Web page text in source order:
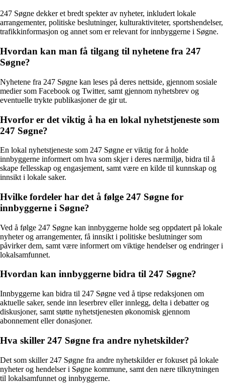
247 Søgne dekker et bredt spekter av nyheter, inkludert lokale
arrangementer, politiske beslutninger, kulturaktiviteter, sportshendelser,
trafikkinformasjon og annet som er relevant for innbyggerne i Søgne.
Hvordan kan man få tilgang til nyhetene fra 247
Søgne?
Nyhetene fra 247 Søgne kan leses på deres nettside, gjennom sosiale
medier som Facebook og Twitter, samt gjennom nyhetsbrev og
eventuelle trykte publikasjoner de gir ut.
Hvorfor er det viktig å ha en lokal nyhetstjeneste som
247 Søgne?
En lokal nyhetstjeneste som 247 Søgne er viktig for å holde
innbyggerne informert om hva som skjer i deres nærmiljø, bidra til å
skape fellesskap og engasjement, samt være en kilde til kunnskap og
innsikt i lokale saker.
Hvilke fordeler har det å følge 247 Søgne for
innbyggerne i Søgne?
Ved å følge 247 Søgne kan innbyggerne holde seg oppdatert på lokale
nyheter og arrangementer, få innsikt i politiske beslutninger som
påvirker dem, samt være informert om viktige hendelser og endringer i
lokalsamfunnet.
Hvordan kan innbyggerne bidra til 247 Søgne?
Innbyggerne kan bidra til 247 Søgne ved å tipse redaksjonen om
aktuelle saker, sende inn leserbrev eller innlegg, delta i debatter og
diskusjoner, samt støtte nyhetstjenesten økonomisk gjennom
abonnement eller donasjoner.
Hva skiller 247 Søgne fra andre nyhetskilder?
Det som skiller 247 Søgne fra andre nyhetskilder er fokuset på lokale
nyheter og hendelser i Søgne kommune, samt den nære tilknytningen
til lokalsamfunnet og innbyggerne.